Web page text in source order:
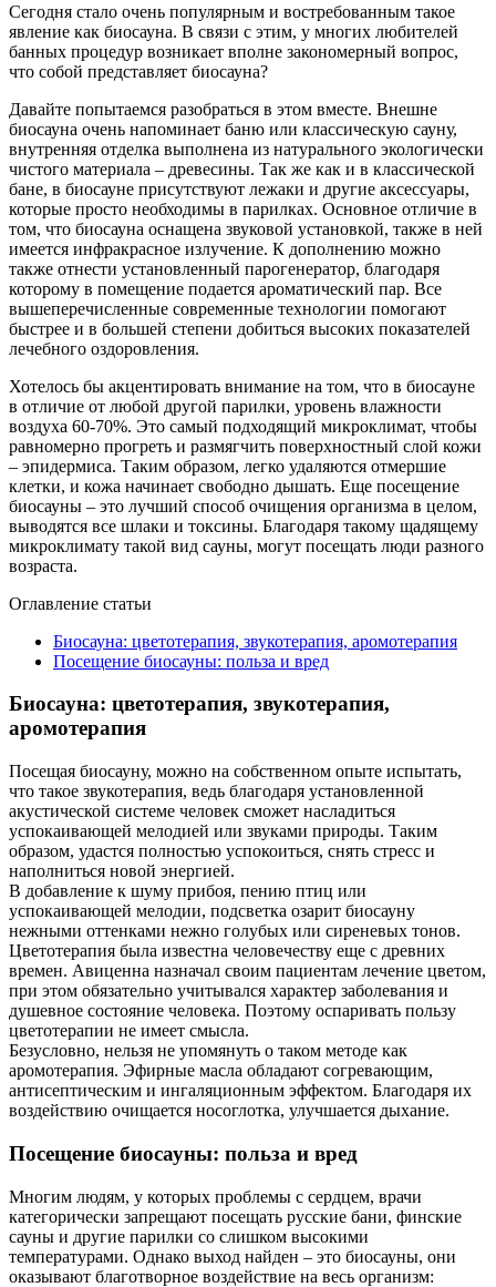
Сегодня стало очень популярным и востребованным такое
явление как биосауна. В связи с этим, у многих любителей
банных процедур возникает вполне закономерный вопрос,
что собой представляет биосауна?
Давайте попытаемся разобраться в этом вместе. Внешне
биосауна очень напоминает баню или классическую сауну,
внутренняя отделка выполнена из натурального экологически
чистого материала – древесины. Так же как и в классической
бане, в биосауне присутствуют лежаки и другие аксессуары,
которые просто необходимы в парилках. Основное отличие в
том, что биосауна оснащена звуковой установкой, также в ней
имеется инфракрасное излучение. К дополнению можно
также отнести установленный парогенератор, благодаря
которому в помещение подается ароматический пар. Все
вышеперечисленные современные технологии помогают
быстрее и в большей степени добиться высоких показателей
лечебного оздоровления.
Хотелось бы акцентировать внимание на том, что в биосауне
в отличие от любой другой парилки, уровень влажности
воздуха 60-70%. Это самый подходящий микроклимат, чтобы
равномерно прогреть и размягчить поверхностный слой кожи
– эпидермиса. Таким образом, легко удаляются отмершие
клетки, и кожа начинает свободно дышать. Еще посещение
биосауны – это лучший способ очищения организма в целом,
выводятся все шлаки и токсины. Благодаря такому щадящему
микроклимату такой вид сауны, могут посещать люди разного
возраста.
Оглавление статьи
Биосауна: цветотерапия, звукотерапия, аромотерапия
Посещение биосауны: польза и вред
Биосауна: цветотерапия, звукотерапия,
аромотерапия
Посещая биосауну, можно на собственном опыте испытать,
что такое звукотерапия, ведь благодаря установленной
акустической системе человек сможет насладиться
успокаивающей мелодией или звуками природы. Таким
образом, удастся полностью успокоиться, снять стресс и
наполниться новой энергией.
В добавление к шуму прибоя, пению птиц или
успокаивающей мелодии, подсветка озарит биосауну
нежными оттенками нежно голубых или сиреневых тонов.
Цветотерапия была известна человечеству еще с древних
времен. Авиценна назначал своим пациентам лечение цветом,
при этом обязательно учитывался характер заболевания и
душевное состояние человека. Поэтому оспаривать пользу
цветотерапии не имеет смысла.
Безусловно, нельзя не упомянуть о таком методе как
аромотерапия. Эфирные масла обладают согревающим,
антисептическим и ингаляционным эффектом. Благодаря их
воздействию очищается носоглотка, улучшается дыхание.
Посещение биосауны: польза и вред
Многим людям, у которых проблемы с сердцем, врачи
категорически запрещают посещать русские бани, финские
сауны и другие парилки со слишком высокими
температурами. Однако выход найден – это биосауны, они
оказывают благотворное воздействие на весь организм: